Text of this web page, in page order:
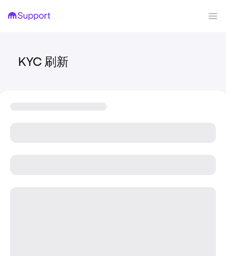
KYC 刷新